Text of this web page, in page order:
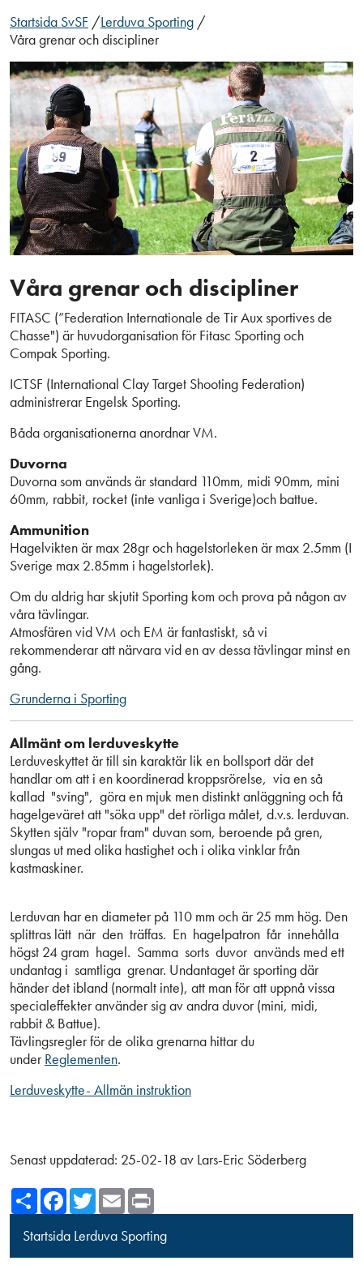
Startsida SvSF /Lerduva Sporting /
Våra grenar och discipliner
Startsida Lerduva Sporting
Våra grenar och discipliner
FITASC (”Federation Internationale de Tir Aux sportives de
Chasse") är huvudorganisation för Fitasc Sporting och
Compak Sporting.
ICTSF (International Clay Target Shooting Federation)
administrerar Engelsk Sporting.
Båda organisationerna anordnar VM.
Duvorna
Duvorna som används är standard 110mm, midi 90mm, mini
60mm, rabbit, rocket (inte vanliga i Sverige)och battue.
Ammunition
Hagelvikten är max 28gr och hagelstorleken är max 2.5mm (I
Sverige max 2.85mm i hagelstorlek).
Om du aldrig har skjutit Sporting kom och prova på någon av
våra tävlingar.
Atmosfären vid VM och EM är fantastiskt, så vi
rekommenderar att närvara vid en av dessa tävlingar minst en
gång.
Grunderna i Sporting
Allmänt om lerduveskytte
Lerduveskyttet är till sin karaktär lik en bollsport där det
handlar om att i en koordinerad kroppsrörelse, via en så
kallad "sving", göra en mjuk men distinkt anläggning och få
hagelgeväret att "söka upp" det rörliga målet, d.v.s. lerduvan.
Skytten själv "ropar fram" duvan som, beroende på gren,
slungas ut med olika hastighet och i olika vinklar från
kastmaskiner.
Lerduvan har en diameter på 110 mm och är 25 mm hög. Den
splittras lätt när den träffas. En hagelpatron får innehålla
högst 24 gram hagel. Samma sorts duvor används med ett
undantag i samtliga grenar. Undantaget är sporting där
händer det ibland (normalt inte), att man för att uppnå vissa
specialeffekter använder sig av andra duvor (mini, midi,
rabbit & Battue).
Tävlingsregler för de olika grenarna hittar du
underReglementen.
Lerduveskytte- Allmän instruktion
Senast uppdaterad: 25-02-18 av Lars-Eric Söderberg
ShareFacebook
TwitterEmail